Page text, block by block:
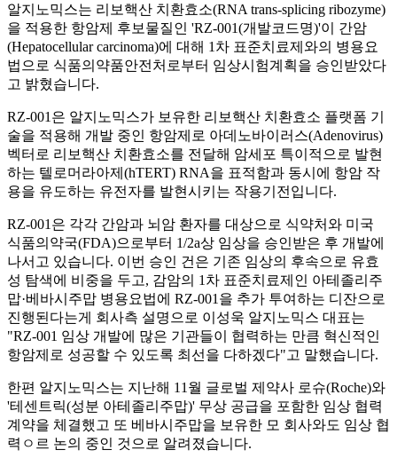
알지노믹스는 리보핵산 치환효소(RNA trans-splicing ribozyme)
을 적용한 항암제 후보물질인 'RZ-001(개발코드명)'이 간암
(Hepatocellular carcinoma)에 대해 1차 표준치료제와의 병용요
법으로 식품의약품안전처로부터 임상시험계획을 승인받았다
고 밝혔습니다.
RZ-001은 알지노믹스가 보유한 리보핵산 치환효소 플랫폼 기
술을 적용해 개발 중인 항암제로 아데노바이러스(Adenovirus)
벡터로 리보핵산 치환효소를 전달해 암세포 특이적으로 발현
하는 텔로머라아제(hTERT) RNA을 표적함과 동시에 항암 작
용을 유도하는 유전자를 발현시키는 작용기전입니다.
RZ-001은 각각 간암과 뇌암 환자를 대상으로 식약처와 미국
식품의약국(FDA)으로부터 1/2a상 임상을 승인받은 후 개발에
나서고 있습니다. 이번 승인 건은 기존 임상의 후속으로 유효
성 탐색에 비중을 두고, 감암의 1차 표준치료제인 아테졸리주
맙·베바시주맙 병용요법에 RZ-001을 추가 투여하는 디잔으로
진행된다는게 회사측 설명으로 이성욱 알지노믹스 대표는
"RZ-001 임상 개발에 많은 기관들이 협력하는 만큼 혁신적인
항암제로 성공할 수 있도록 최선을 다하겠다"고 말했습니다.
한편 알지노믹스는 지난해 11월 글로벌 제약사 로슈(Roche)와
'테센트릭(성분 아테졸리주맙)' 무상 공급을 포함한 임상 협력
계약을 체결했고 또 베바시주맙을 보유한 모 회사와도 임상 협
력ㅇ르 논의 중인 것으로 알려졌습니다.